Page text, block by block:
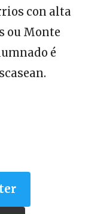
con alta
ou Monte
é